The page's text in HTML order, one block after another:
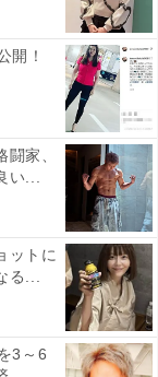
開！
家、
い...
ットに
る...
3～6